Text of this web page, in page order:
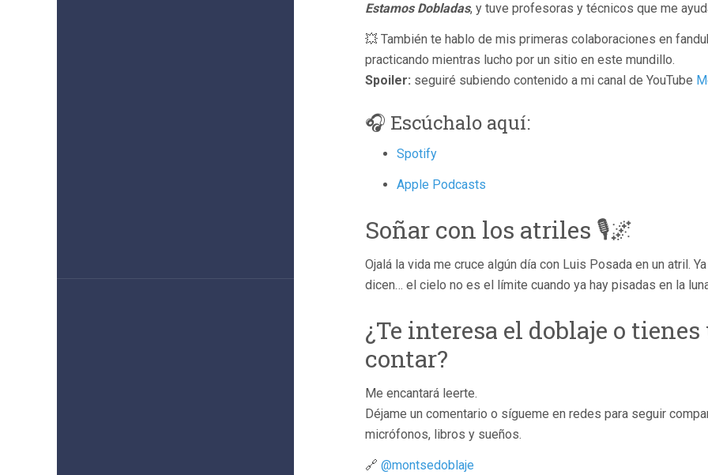
Estamos Dobladas, y tuve profesoras y técnicos que me
💥 También te hablo de mis primeras colaboraciones en
practicando mientras lucho por un sitio en este mundillo.
Spoiler: seguiré subiendo contenido a mi canal de YouTube
🎧 Escúchalo aquí:
Spotify
Apple Podcasts
Soñar con los atriles 🎙️🌌
Ojalá la vida me cruce algún día con Luis Posada en un atril.
dicen… el cielo no es el límite cuando ya hay pisadas en la
¿Te interesa el doblaje o
contar?
Me encantará leerte.
Déjame un comentario o sígueme en redes para seguir
micrófonos, libros y sueños.
🔗 @montsedoblaje